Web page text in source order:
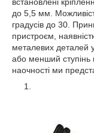
до 5,5 мм.
градусів до 30.
пристроєм,
металевих деталей
або менший ступінь
наочності ми